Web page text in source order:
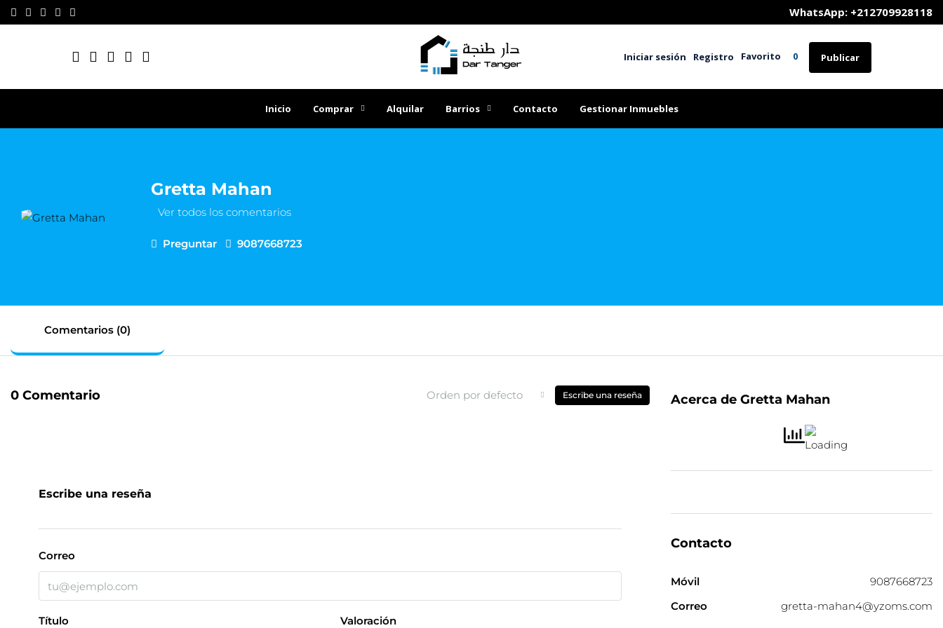
	WhatsApp: +212709928118
Iniciar sesión Registro Favorito 0 Publicar
Inicio Comprar Alquilar Barrios Contacto Gestionar Inmuebles
Gretta Mahan
Ver todos los comentarios
Preguntar 9087668723
Comentarios (0)
0 Comentario Orden por defecto Escribe una reseña
Escribe una reseña
Correo
Título Valoración
Acerca de Gretta Mahan
Contacto
Móvil
9087668723
Correo
gretta-mahan4@yzoms.com